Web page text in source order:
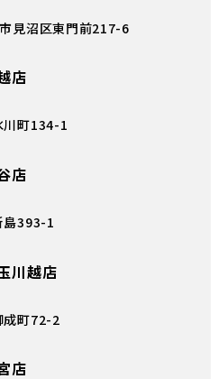
見沼区東門前217-6
店
川町134-1
店
島393-1
川越店
成町72-2
店